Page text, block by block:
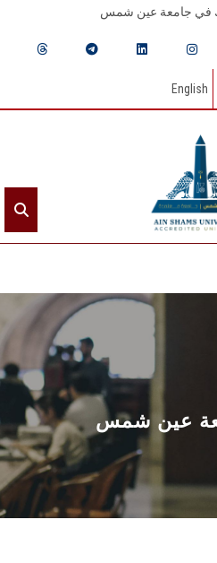
في جامعة عين شمس
English
الرئيسيـة
عن الجامعة
القطاعـات
الشئون الأكاديمية
البحث العلمي
عين شمس